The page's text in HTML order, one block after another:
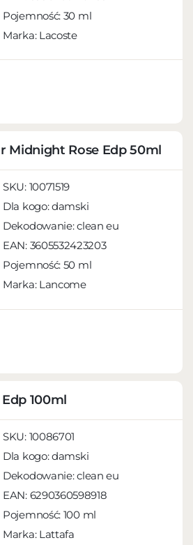
Pojemność: 30 ml
Marka: Lacoste
Midnight Rose Edp 50ml
SKU: 10071519
Dla kogo:damski
Dekodowanie:clean eu
EAN: 3605532423203
Pojemność: 50 ml
Marka: Lancome
100ml
SKU: 10086701
Dla kogo:damski
Dekodowanie:clean eu
EAN: 6290360598918
Pojemność: 100 ml
Marka: Lattafa